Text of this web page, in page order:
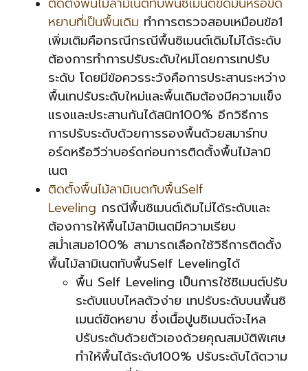
หยาบที่เป็นพื้นเดิม ทำการตรวจสอบเหมือนข้อ1
เพิ่มเติมคือกรณีกรณีพื้นซิเมนต์เดิมไม่ได้ระดับ
ต้องการทำการปรับระดับใหม่โดยการเทปรับ
ระดับ โดยมีข้อควรระวังคือการประสานระหว่าง
พื้นเทปรับระดับใหม่และพื้นเดิมต้องมีความแข็ง
แรงและประสานกันได้สนิท100% อีกวิธีการ
การปรับระดับด้วยการรองพื้นด้วยสมาร์ทบ
อร์ดหรือวีว่าบอร์ดก่อนการติดตั้งพื้นไม้ลามิ
เนต
ติดตั้งพื้นไม้ลามิเนตกับพื้นSelf
Leveling กรณีพื้นซิเมนต์เดิมไม่ได้ระดับและ
ต้องการให้พื้นไม้ลามิเนตมีความเรียบ
สม่ำเสมอ100% สามารถเลือกใช้วิธีการติดตั้ง
พื้นไม้ลามิเนตทับพื้นSelf Levelingได้
พื้น Self Leveling เป็นการใช้ซิเมนต์ปรับ
ระดับแบบไหลตัวง่าย เทปรับระดับบนพื้นซิ
เมนต์ขัดหยาบ ซึ่งเนื้อปูนซิเมนต์จะไหล
ปรับระดับด้วยตัวเองด้วยคุณสมบัติพิเศษ
ทำให้พื้นได้ระดับ100% ปรับระดับได้ตวาม